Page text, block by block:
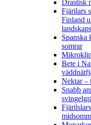
Drastisk
Fjärilars
Finland
Spanska
somrar
Bete i
Nektar –
Snabb